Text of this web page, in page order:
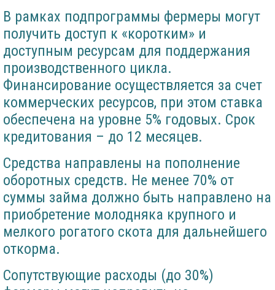
В рамках подпрограммы фермеры могут
получить доступ к «коротким» и
доступным ресурсам для поддержания
производственного цикла.
Финансирование осуществляется за счет
коммерческих ресурсов, при этом ставка
обеспечена на уровне 5% годовых. Срок
кредитования – до 12 месяцев.
Средства направлены на пополнение
оборотных средств. Не менее 70% от
суммы займа должно быть направлено на
приобретение молодняка крупного и
мелкого рогатого скота для дальнейшего
откорма.
Сопутствующие расходы (до 30%)